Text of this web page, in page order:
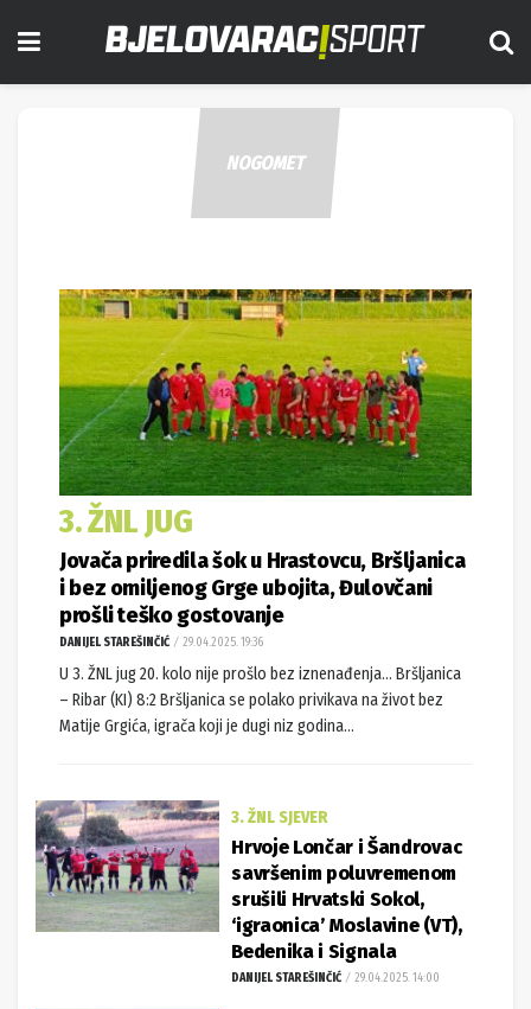
NOGOMET
3. ŽNL JUG
Jovača priredila šok u Hrastovcu, Bršljanica
i bez omiljenog Grge ubojita, Đulovčani
prošli teško gostovanje
DANIJEL STAREŠINČIĆ 29.04.2025. 19:36
U 3. ŽNL jug 20. kolo nije prošlo bez iznenađenja… Bršljanica
– Ribar (KI) 8:2 Bršljanica se polako privikava na život bez
Matije Grgića, igrača koji je dugi niz godina...
3. ŽNL SJEVER
Hrvoje Lončar i Šandrovac
savršenim poluvremenom
srušili Hrvatski Sokol,
‘igraonica’ Moslavine (VT),
Bedenika i Signala
DANIJEL STAREŠINČIĆ 29.04.2025. 14:00